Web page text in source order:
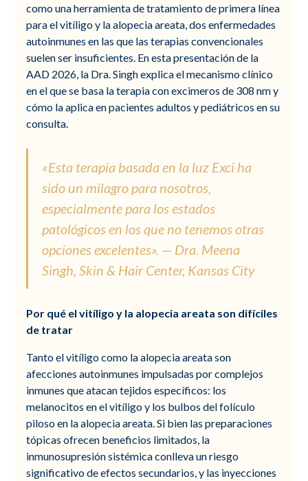
como una herramienta de tratamiento de primera línea
para el vitíligo y la alopecia areata, dos enfermedades
autoinmunes en las que las terapias convencionales
suelen ser insuficientes. En esta presentación de la
AAD 2026, la Dra. Singh explica el mecanismo clínico
en el que se basa la terapia con excimeros de 308 nm y
cómo la aplica en pacientes adultos y pediátricos en su
consulta.
«Esta terapia basada en la luz Exci ha
sido un milagro para nosotros,
especialmente para los estados
patológicos en los que no tenemos otras
opciones excelentes». — Dra. Meena
Singh, Skin & Hair Center, Kansas City
Por qué el vitíligo y la alopecia areata son difíciles
de tratar
Tanto el vitíligo como la alopecia areata son
afecciones autoinmunes impulsadas por complejos
inmunes que atacan tejidos específicos: los
melanocitos en el vitíligo y los bulbos del folículo
piloso en la alopecia areata. Si bien las preparaciones
tópicas ofrecen beneficios limitados, la
inmunosupresión sistémica conlleva un riesgo
significativo de efectos secundarios, y las inyecciones